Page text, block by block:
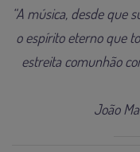
“A música, desde que
o espírito eterno que
estreita comunhão
João